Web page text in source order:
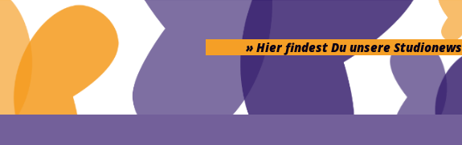
» Hier findest Du unsere Studionews